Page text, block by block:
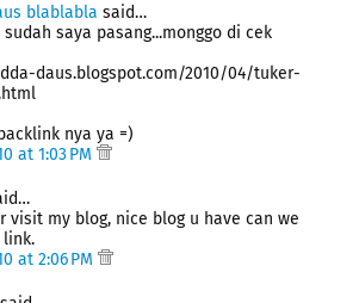
blablabla said…
saya pasang...monggo di cek
daus.blogspot.com/2010/04/tuker-
nya ya =)
at 1:03 PM
visit my blog, nice blog u have can we
link.
at 2:06 PM